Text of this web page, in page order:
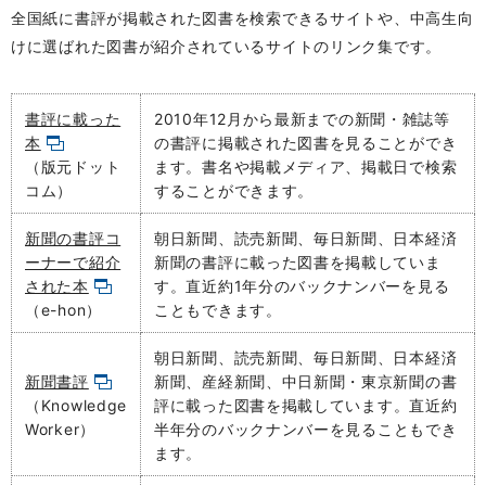
全国紙に書評が掲載された図書を検索できるサイトや、中高生向
けに選ばれた図書が紹介されているサイトのリンク集です。
書評に載った
本
（版元ドット
コム）
2010年12月から最新までの新聞・雑誌等
の書評に掲載された図書を見ることができ
ます。書名や掲載メディア、掲載日で検索
することができます。
新聞の書評コ
ーナーで紹介
された本
（e-hon）
朝日新聞、読売新聞、毎日新聞、日本経済
新聞の書評に載った図書を掲載していま
す。直近約1年分のバックナンバーを見る
こともできます。
新聞書評
（Knowledge
Worker）
朝日新聞、読売新聞、毎日新聞、日本経済
新聞、産経新聞、中日新聞・東京新聞の書
評に載った図書を掲載しています。直近約
半年分のバックナンバーを見ることもでき
ます。